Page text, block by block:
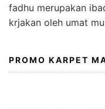
fadhu merupakan
krjakan oleh umat
PROMO KARPET